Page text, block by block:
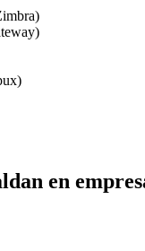
en